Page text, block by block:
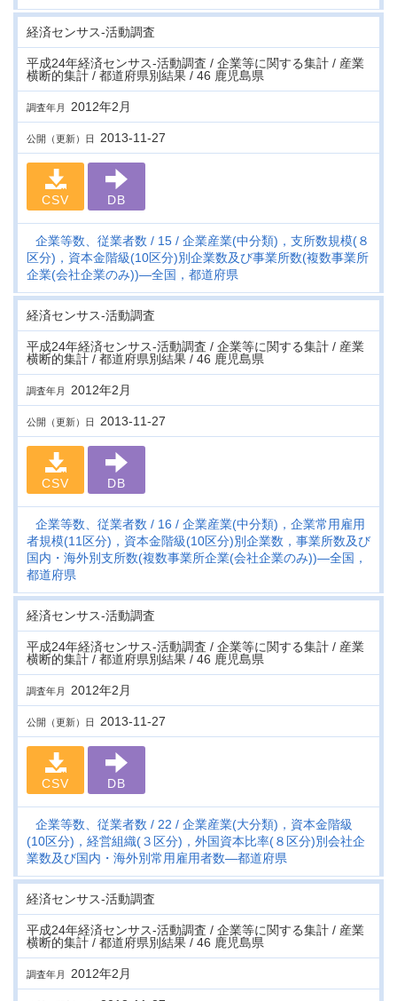
経済センサス‐活動調査
平成24年経済センサス‐活動調査 / 企業等に関する集計 / 産業
横断的集計 / 都道府県別結果 / 46 鹿児島県
調査年月 2012年2月
公開（更新）日 2013-11-27
CSV DB
企業等数、従業者数 15
企業産業(中分類)，支所数規模(８
区分)，資本金階級(10区分)別企業数及び事業所数(複数事業所
企業(会社企業のみ))―全国，都道府県
経済センサス‐活動調査
平成24年経済センサス‐活動調査 / 企業等に関する集計 / 産業
横断的集計 / 都道府県別結果 / 46 鹿児島県
調査年月 2012年2月
公開（更新）日 2013-11-27
CSV DB
企業等数、従業者数 16
企業産業(中分類)，企業常用雇用
者規模(11区分)，資本金階級(10区分)別企業数，事業所数及び
国内・海外別支所数(複数事業所企業(会社企業のみ))―全国，
都道府県
経済センサス‐活動調査
平成24年経済センサス‐活動調査 / 企業等に関する集計 / 産業
横断的集計 / 都道府県別結果 / 46 鹿児島県
調査年月 2012年2月
公開（更新）日 2013-11-27
CSV DB
企業等数、従業者数 22
企業産業(大分類)，資本金階級
(10区分)，経営組織(３区分)，外国資本比率(８区分)別会社企
業数及び国内・海外別常用雇用者数―都道府県
経済センサス‐活動調査
平成24年経済センサス‐活動調査 / 企業等に関する集計 / 産業
横断的集計 / 都道府県別結果 / 46 鹿児島県
調査年月 2012年2月